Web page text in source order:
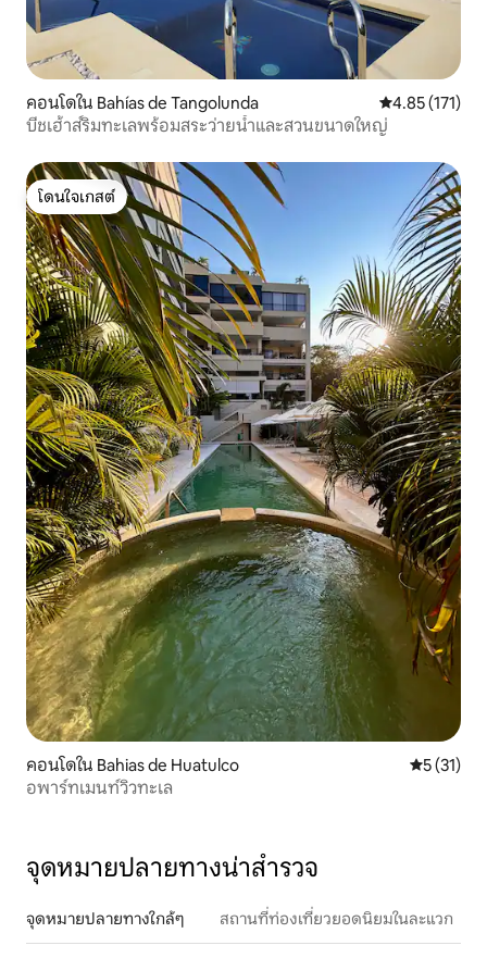
คอนโดใน Bahías de Tangolunda คะแนนเฉลี่ย
4.85 (171)
บีชเฮ้าส์ริมทะเลพร้อมสระว่ายน้ำและสวนขนาดใหญ่
โดนใจเกสต์
โดนใจเกสต์
คอนโดใน Bahias de Huatulco คะแนนเฉลี่
5 (31)
อพาร์ทเมนท์วิวทะเล
จุดหมายปลายทางน่าสำรวจ
จุดหมายปลายทางใกล้ๆ สถานที่ท่องเที่ยวยอดนิยมในละแวก